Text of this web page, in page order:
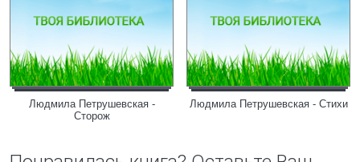
Людмила Петрушевская -
Сторож
Людмила Петрушевская - Стихи